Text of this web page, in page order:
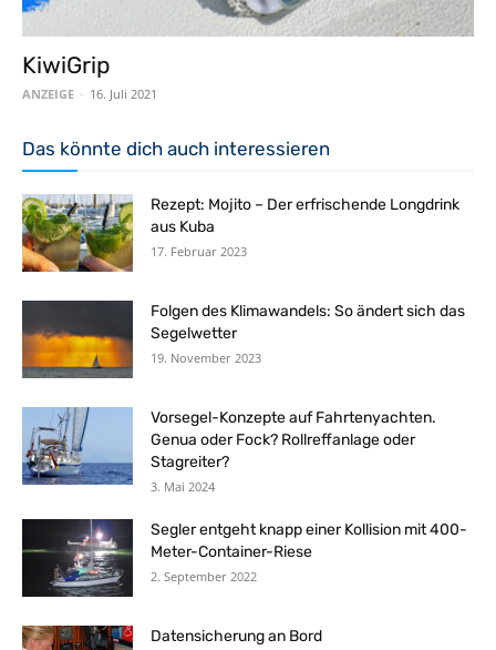
KiwiGrip
ANZEIGE - 16. Juli 2021
Das könnte dich auch interessieren
Rezept: Mojito – Der erfrischende Longdrink
aus Kuba
17. Februar 2023
Folgen des Klimawandels: So ändert sich das
Segelwetter
19. November 2023
Vorsegel-Konzepte auf Fahrtenyachten.
Genua oder Fock? Rollreffanlage oder
Stagreiter?
3. Mai 2024
Segler entgeht knapp einer Kollision mit 400-
Meter-Container-Riese
2. September 2022
Datensicherung an Bord